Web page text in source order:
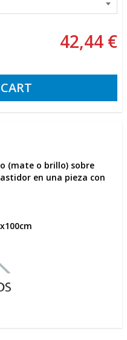
42,44 €
(mate o brillo) sobre
en una pieza con